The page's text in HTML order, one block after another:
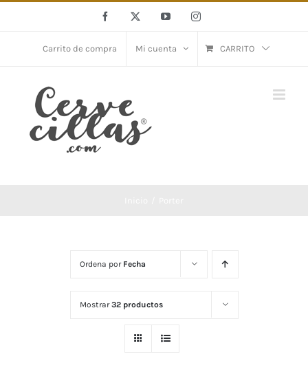
contenido
Facebook YouTubeInstagram
Carrito de compra Mi cuenta CARRITO
Ordena por Fecha
Mostrar32 productos